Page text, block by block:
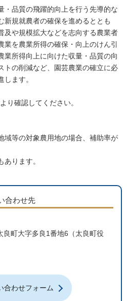
品質の飛躍的向上を行う先導的な
新規就農者の確保を進めるととも
及や規模拡大などを志向する農業者
を農業所得の確保・向上のけん引
業所得向上に向けた収量・品質の向
トの削減など、園芸農業の確立に必
ます。
り確認してください。
等の対象農用地の場合、補助率が
ります。
合わせ先
良町大字多良1番地6（太良町役
合わせフォーム